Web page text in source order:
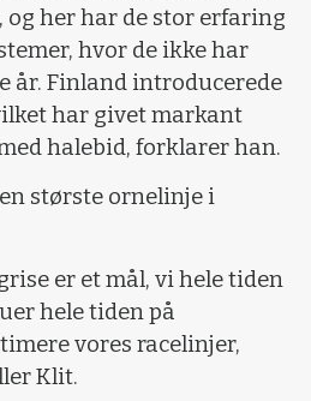
og her har de stor erfaring
hvor de ikke har
år. Finland introducerede
har givet markant
halebid, forklarer han.
største ornelinje i
er et mål, vi hele tiden
hele tiden på
vores racelinjer,
Klit.